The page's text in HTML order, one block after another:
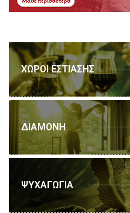
ΧΩΡΟΙ ΕΣΤΙΑΣΗΣ
ΔΙΑΜΟΝΗ
ΨΥΧΑΓΩΓΙΑ